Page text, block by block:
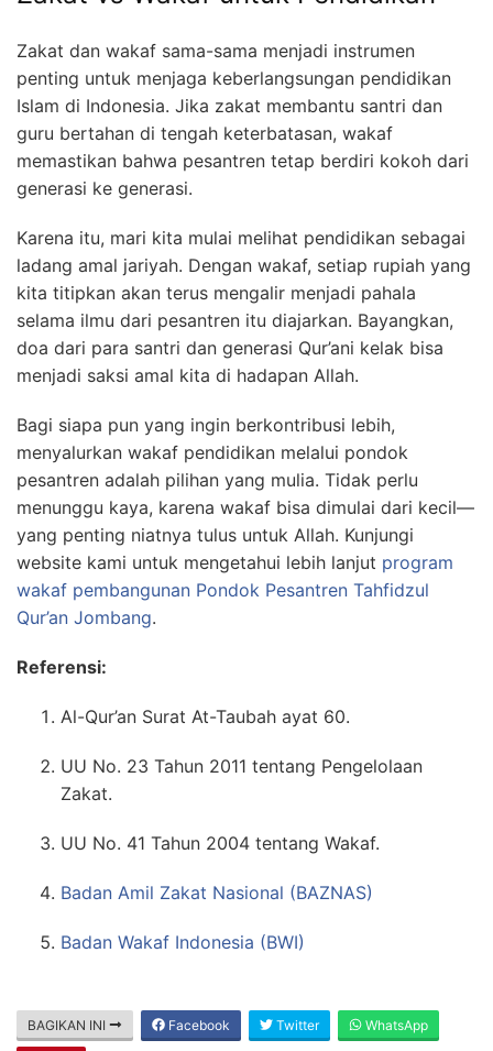
Zakat dan wakaf sama-sama menjadi instrumen
penting untuk menjaga keberlangsungan pendidikan
Islam di Indonesia. Jika zakat membantu santri dan
guru bertahan di tengah keterbatasan, wakaf
memastikan bahwa pesantren tetap berdiri kokoh dari
generasi ke generasi.
Karena itu, mari kita mulai melihat pendidikan sebagai
ladang amal jariyah. Dengan wakaf, setiap rupiah yang
kita titipkan akan terus mengalir menjadi pahala
selama ilmu dari pesantren itu diajarkan. Bayangkan,
doa dari para santri dan generasi Qur’ani kelak bisa
menjadi saksi amal kita di hadapan Allah.
Bagi siapa pun yang ingin berkontribusi lebih,
menyalurkan wakaf pendidikan melalui pondok
pesantren adalah pilihan yang mulia. Tidak perlu
menunggu kaya, karena wakaf bisa dimulai dari kecil—
yang penting niatnya tulus untuk Allah. Kunjungi
website kami untuk mengetahui lebih lanjut program
wakaf pembangunan Pondok Pesantren Tahfidzul
Qur’an Jombang.
Referensi:
Al-Qur’an Surat At-Taubah ayat 60.
UU No. 23 Tahun 2011 tentang Pengelolaan
Zakat.
UU No. 41 Tahun 2004 tentang Wakaf.
Badan Amil Zakat Nasional (BAZNAS)
Badan Wakaf Indonesia (BWI)
BAGIKAN INI Facebook Twitter WhatsApp